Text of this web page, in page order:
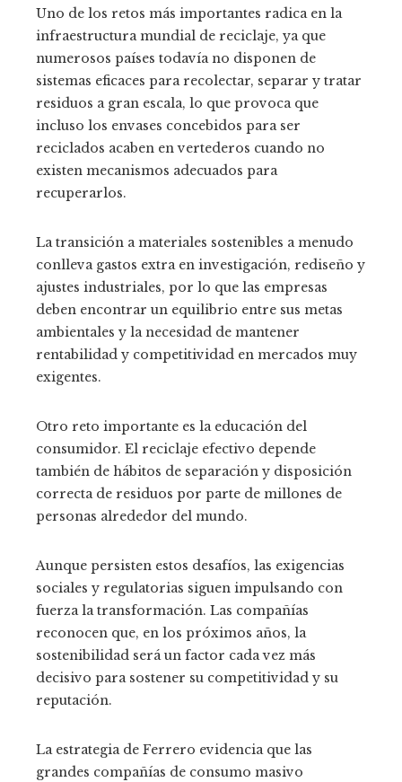
Uno de los retos más importantes radica en la
infraestructura mundial de reciclaje, ya que
numerosos países todavía no disponen de
sistemas eficaces para recolectar, separar y tratar
residuos a gran escala, lo que provoca que
incluso los envases concebidos para ser
reciclados acaben en vertederos cuando no
existen mecanismos adecuados para
recuperarlos.
La transición a materiales sostenibles a menudo
conlleva gastos extra en investigación, rediseño y
ajustes industriales, por lo que las empresas
deben encontrar un equilibrio entre sus metas
ambientales y la necesidad de mantener
rentabilidad y competitividad en mercados muy
exigentes.
Otro reto importante es la educación del
consumidor. El reciclaje efectivo depende
también de hábitos de separación y disposición
correcta de residuos por parte de millones de
personas alrededor del mundo.
Aunque persisten estos desafíos, las exigencias
sociales y regulatorias siguen impulsando con
fuerza la transformación. Las compañías
reconocen que, en los próximos años, la
sostenibilidad será un factor cada vez más
decisivo para sostener su competitividad y su
reputación.
La estrategia de Ferrero evidencia que las
grandes compañías de consumo masivo